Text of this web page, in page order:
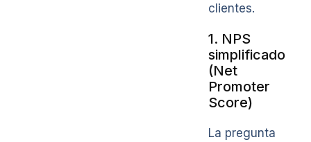
clientes.
1. NPS
simplificado
(Net
Promoter
Score)
La pregunta